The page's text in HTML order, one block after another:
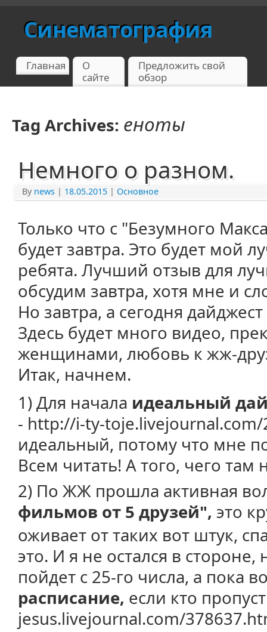
Синематография
Главная
О
сайте
Предложить свой
обзор
Tag Archives: еноты
Немного о разном.
By news | 18.05.2015 | Основное
Только что с "Безумного
будет завтра. Это будет мой
ребята. Лучший отзыв для
обсудим завтра, хотя мне и
Но завтра, а сегодня
Здесь будет много видео,
женщинами, любовь к жж-
Итак, начнем.
1) Для начала идеальный
- http://i-ty-
идеальный, потому что мне
Всем читать! А того, чего там
2) По ЖЖ прошла активная
фильмов от 5 друзей", это
оживает от таких вот штук,
это. И я не остался в
пойдет с 25-го числа, а пока
расписание, если кто
jesus.livejournal.com/